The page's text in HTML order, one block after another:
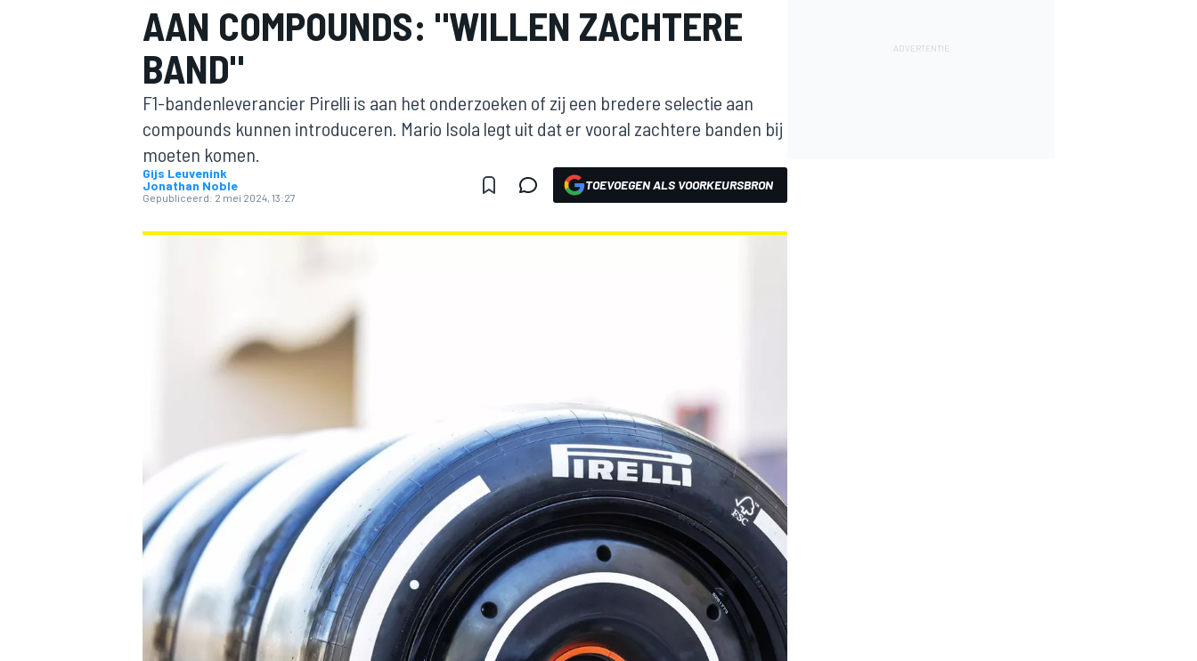
MOTOGP
AAN COMPOUNDS: "WILLEN ZACHTERE
BAND"
F1-bandenleverancier Pirelli is aan het onderzoeken of zij een bredere selectie aan
compounds kunnen introduceren. Mario Isola legt uit dat er vooral zachtere banden bij
moeten komen.
Gijs Leuvenink
Jonathan Noble
Gepubliceerd: 2 mei 2024, 13:27
TOEVOEGEN ALS VOORKEURSBRON